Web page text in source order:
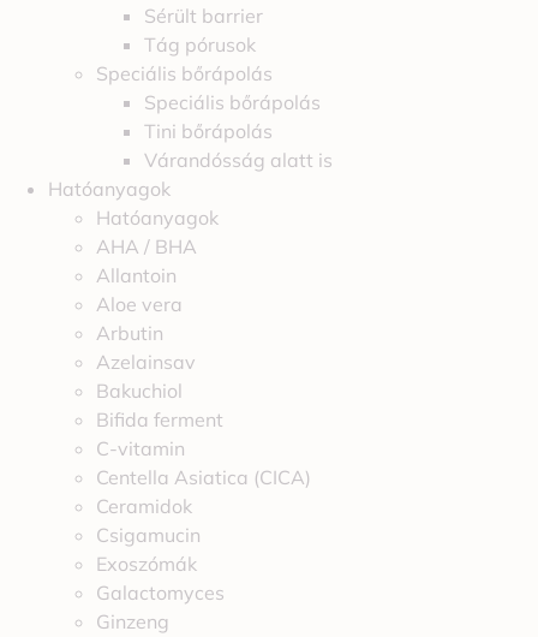
Sérült barrier
Tág pórusok
Speciális bőrápolás
Speciális bőrápolás
Tini bőrápolás
Várandósság alatt is
Hatóanyagok
Hatóanyagok
AHA / BHA
Allantoin
Aloe vera
Arbutin
Azelainsav
Bakuchiol
Bifida ferment
C-vitamin
Centella Asiatica (CICA)
Ceramidok
Csigamucin
Exoszómák
Galactomyces
Ginzeng